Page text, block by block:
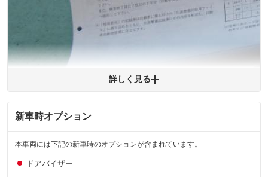
※購入時は必ず現車をご確認下さい。
※整備記録簿はあくまでも記載している整備日の結果となります。車両情報等の
詳細は各販売店へお問い合わせ下さい。
詳しく見る
新車時オプション
本車両には下記の新車時のオプションが含まれています。
ドアバイザー